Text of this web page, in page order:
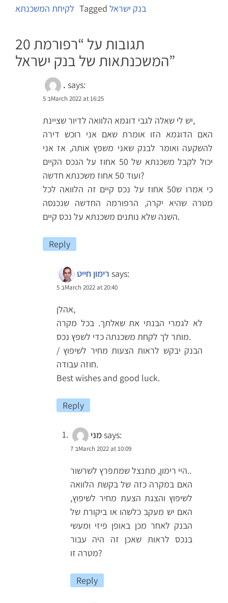
לקיחת המשכנתא Tagged בנק ישראל
20 תגובות על “רפורמת
המשכנתאות של בנק ישראל”
. says:
5 בMarch 2022 at 16:25
יש לי שאלה לגבי דוגמא הלוואה לדיור שציינת,
האם הדוגמא הזו אומרת שאם אני רוכש דירה
להשקעה ואומר לבנק שאני משפץ אותה, אז אני
יכול לקבל משכנתא של 50 אחוז על הנכס הקיים
ועוד 50 אחוז משכנתא חדשה?
כי אמרו ש50 אחוז על נכס קיים זה הלוואה לכל
מטרה שהיא יקרה, הרפורמה החדשה שנכנסה
השנה שלא נותנים משכנתא על נכס קיים.
Reply
רימון חייט says:
5 בMarch 2022 at 20:40
אהלן,
לא לגמרי הבנתי את שאלתך. בכל מקרה
מותר לך לקחת משכנתה כדי לשפץ נכס.
הבנק יבקש לראות הצעות מחיר לשיפוץ /
חוזה עבודה.
Best wishes and good luck.
Reply
מניsays:
7 בMarch 2022 at 10:09
היי רימון, מתנצל שמתפרץ לשרשור..
האם במקרה כזה של בקשת הלוואה
לשיפוץ והצגת הצעת מחיר לשיפוץ,
האם יש מעקב כלשהו או ביקורת של
הבנק לאחר מכן באופן פיזי ומעשי
בנכס לראות שאכן זה היה עבור
מטרה זו?
Reply